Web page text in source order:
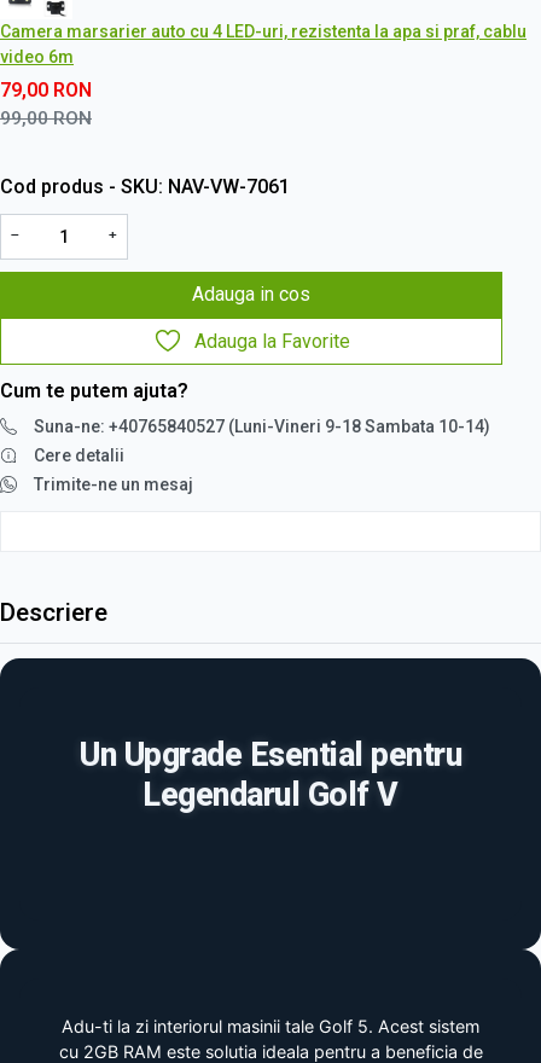
Camera marsarier auto cu 4 LED-uri, rezistenta la apa si praf, cablu
video 6m
79,00 RON
99,00RON
Cod produs - SKU NAV-VW-7061
− +
Adauga in cos
Adauga la Favorite
Cum te putem ajuta?
Suna-ne: +40765840527 (Luni-Vineri 9-18 Sambata 10-14)
Cere detalii
Trimite-ne un mesaj
Descriere
Un Upgrade Esential pentru
Legendarul Golf V
Adu-ti la zi interiorul masinii tale Golf 5. Acest sistem
cu 2GB RAM este solutia ideala pentru a beneficia de